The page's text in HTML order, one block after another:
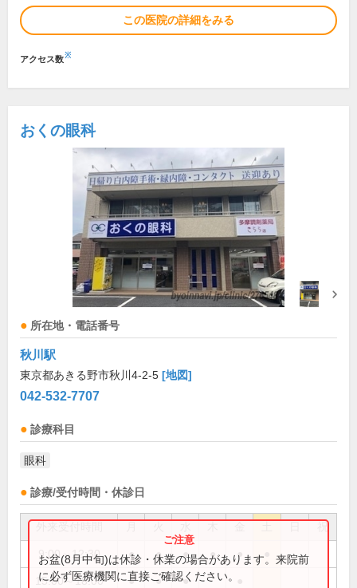
この医院の詳細をみる
アクセス数※
おくの眼科
所在地・電話番号
秋川駅
東京都あきる野市秋川4-2-5 [地図]
042-532-7707
診療科目
眼科
診療/受付時間・休診日
祝
9:00～12:30 ● ● ● ● ●
15:00～18:00 ● ● ●
お盆(8月中旬)は休診・休業の場合があります。来院前
に必ず医療機関に直接ご確認ください。